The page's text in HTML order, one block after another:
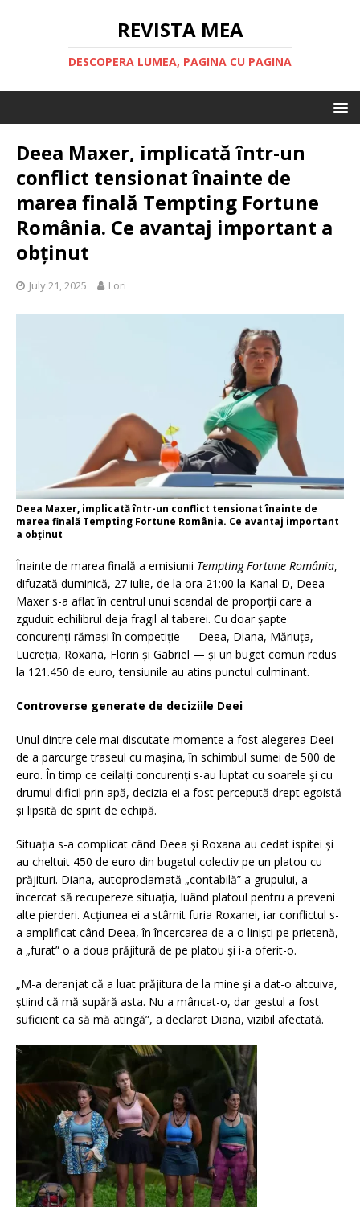
REVISTA MEA
DESCOPERA LUMEA, PAGINA CU PAGINA
Deea Maxer, implicată într-un
conflict tensionat înainte de
marea finală Tempting Fortune
România. Ce avantaj important a
obținut
July 21, 2025 Lori
Deea Maxer, implicată într-un conflict tensionat înainte de
marea finală Tempting Fortune România. Ce avantaj important
a obținut
Înainte de marea finală a emisiunii Tempting Fortune România,
difuzată duminică, 27 iulie, de la ora 21:00 la Kanal D, Deea
Maxer s-a aflat în centrul unui scandal de proporții care a
zguduit echilibrul deja fragil al taberei. Cu doar șapte
concurenți rămași în competiție — Deea, Diana, Măriuța,
Lucreția, Roxana, Florin și Gabriel — și un buget comun redus
la 121.450 de euro, tensiunile au atins punctul culminant.
Controverse generate de deciziile Deei
Unul dintre cele mai discutate momente a fost alegerea Deei
de a parcurge traseul cu mașina, în schimbul sumei de 500 de
euro. În timp ce ceilalți concurenți s-au luptat cu soarele și cu
drumul dificil prin apă, decizia ei a fost percepută drept egoistă
și lipsită de spirit de echipă.
Situația s-a complicat când Deea și Roxana au cedat ispitei și
au cheltuit 450 de euro din bugetul colectiv pe un platou cu
prăjituri. Diana, autoproclamată „contabilă” a grupului, a
încercat să recupereze situația, luând platoul pentru a preveni
alte pierderi. Acțiunea ei a stârnit furia Roxanei, iar conflictul s-
a amplificat când Deea, în încercarea de a o liniști pe prietenă,
a „furat” o a doua prăjitură de pe platou și i-a oferit-o.
„M-a deranjat că a luat prăjitura de la mine și a dat-o altcuiva,
știind că mă supără asta. Nu a mâncat-o, dar gestul a fost
suficient ca să mă atingă”, a declarat Diana, vizibil afectată.